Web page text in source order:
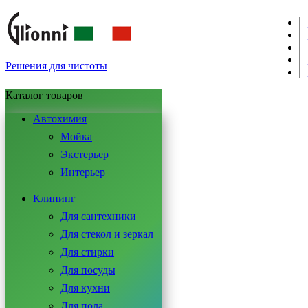
Решения для чистоты
Каталог товаров
Автохимия
Мойка
Экстерьер
Интерьер
Клининг
Для сантехники
Для стекол и зеркал
Для стирки
Для посуды
Для кухни
Для пола